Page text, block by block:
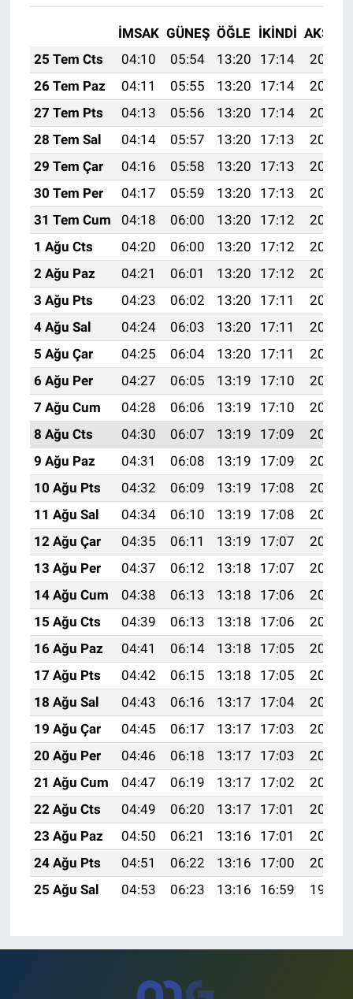
İMSAK GÜNEŞ ÖĞLE İKINDI AKŞAM
25 Tem Cts
04:10 05:54 13:20 17:14
20:36
26 Tem Paz
04:11 05:55 13:20 17:14
20:35
27 Tem Pts
04:13 05:56 13:20 17:14
20:34
28 Tem Sal
04:14 05:57 13:20 17:13
20:33
29 Tem Çar
04:16 05:58 13:20 17:13
20:32
30 Tem Per
04:17 05:59 13:20 17:13
20:31
31 Tem Cum
04:18 06:00 13:20 17:12
20:30
1 Ağu Cts
04:20 06:00 13:20 17:12
20:29
2 Ağu Paz
04:21 06:01 13:20 17:12
20:28
3 Ağu Pts
04:23 06:02 13:20 17:11
20:27
4 Ağu Sal
04:24 06:03 13:20 17:11
20:26
5 Ağu Çar
04:25 06:04 13:20 17:11
20:25
6 Ağu Per
04:27 06:05 13:19 17:10
20:24
7 Ağu Cum
04:28 06:06 13:19 17:10
20:23
8 Ağu Cts
04:30 06:07 13:19 17:09
20:22
9 Ağu Paz
04:31 06:08 13:19 17:09
20:20
10 Ağu Pts
04:32 06:09 13:19 17:08
20:19
11 Ağu Sal
04:34 06:10 13:19 17:08
20:18
12 Ağu Çar
04:35 06:11 13:19 17:07
20:17
13 Ağu Per
04:37 06:12 13:18 17:07
20:15
14 Ağu Cum
04:38 06:13 13:18 17:06
20:14
15 Ağu Cts
04:39 06:13 13:18 17:06
20:13
16 Ağu Paz
04:41 06:14 13:18 17:05
20:11
17 Ağu Pts
04:42 06:15 13:18 17:05
20:10
18 Ağu Sal
04:43 06:16 13:17 17:04
20:09
19 Ağu Çar
04:45 06:17 13:17 17:03
20:07
20 Ağu Per
04:46 06:18 13:17 17:03
20:06
21 Ağu Cum
04:47 06:19 13:17 17:02
20:04
22 Ağu Cts
04:49 06:20 13:17 17:01
20:03
23 Ağu Paz
04:50 06:21 13:16 17:01
20:02
24 Ağu Pts
04:51 06:22 13:16 17:00
20:00
25 Ağu Sal
04:53 06:23 13:16 16:59 19:59